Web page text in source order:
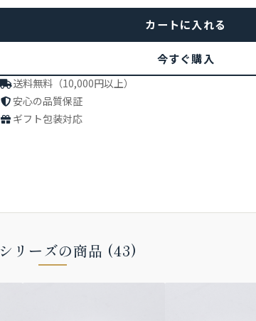
今すぐ購入
送料無料（10,000円以上）
安心の品質保証
ギフト包装対応
リーズの商品 (43)